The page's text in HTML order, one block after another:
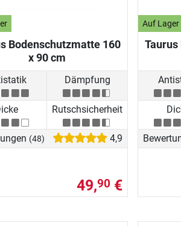
Bodenschutzmatte 160
x 90 cm
Dämpfung
Rutschsicherheit
(48) 4,9
49,90 €
Auf Lager